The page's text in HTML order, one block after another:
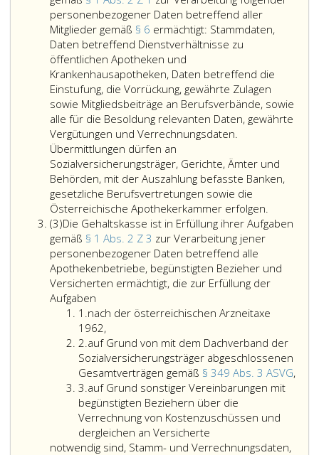
des
freien
und
95/
personenbezogener Daten betreffend aller
Mitglieder gemäß § 6 ermächtigt: Stammdaten,
Daten betreffend Dienstverhältnisse zu
öffentlichen Apotheken und
Krankenhausapotheken, Daten betreffend die
Einstufung, die Vorrückung, gewährte Zulagen
sowie Mitgliedsbeiträge an Berufsverbände, sowie
alle für die Besoldung relevanten Daten, gewährte
Vergütungen und Verrechnungsdaten.
Übermittlungen dürfen an
Sozialversicherungsträger, Gerichte, Ämter und
Behörden, mit der Auszahlung befasste Banken,
gesetzliche Berufsvertretungen sowie die
Österreichische Apothekerkammer erfolgen.
Erfüllung
ihrer
gemäß
eins,
Absatz
2,
Ziffer
zur
folgender
(3)Absatz
3
Die Gehaltskasse ist in Erfüllung ihrer Aufgaben
gemäß § 1 Abs. 2 Z 3 zur Verarbeitung jener
personenbezogener Daten betreffend alle
Apothekenbetriebe, begünstigten Bezieher und
Versicherten ermächtigt, die zur Erfüllung der
Aufgaben
Gehaltskasse
ist
in
Erfüllung
ihrer
Aufgaben
gemäß
Paragraph
eins,
Absatz
1.Ziffer
eins
nach der österreichischen Arzneitaxe
1962,
2.Ziffer
2
auf Grund von mit dem Dachverband der
Sozialversicherungsträger abgeschlossenen
Gesamtverträgen gemäß § 349 Abs. 3 ASVG,auf
3.Ziffer
3
auf Grund sonstiger Vereinbarungen mit
begünstigten Beziehern über die
Verrechnung von Kostenzuschüssen und
dergleichen an Versicherte
notwendig sind, Stamm- und Verrechnungsdaten,